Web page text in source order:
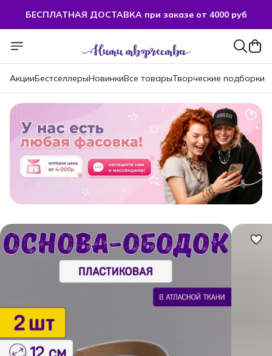
БЕСПЛАТНАЯ ДОСТАВКА при заказе от 4000 руб
БЕСПЛАТНАЯ ДОСТАВКА при заказе от 4000 руб
АкцииБестселлерыНовинкиВсе товарыТворческие подборки